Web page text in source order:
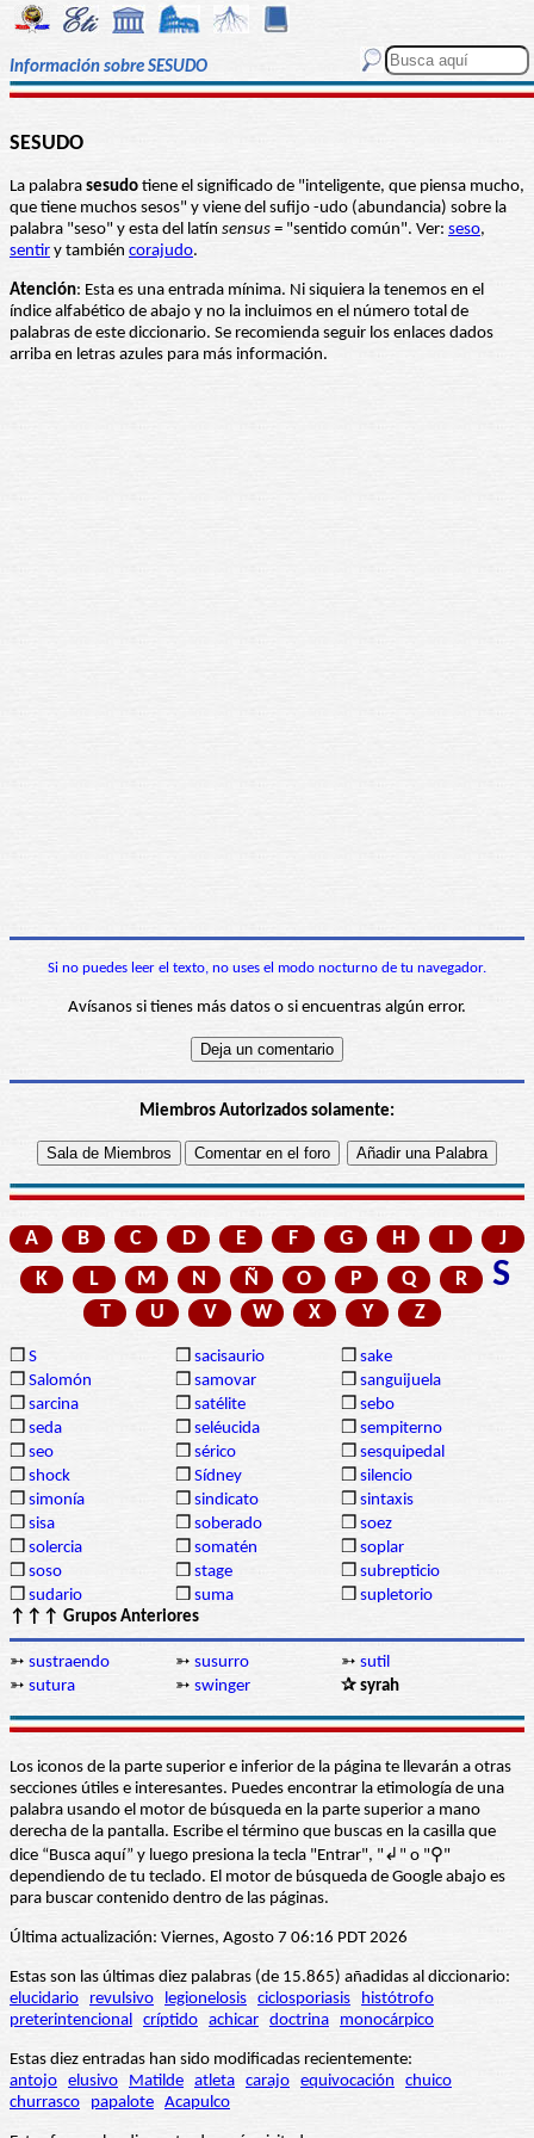
Información sobre SESUDO
SESUDO
La palabra sesudo tiene el significado de "inteligente, que piensa mucho,
que tiene muchos sesos" y viene del sufijo -udo (abundancia) sobre la
palabra "seso" y esta del latín sensus = "sentido común". Ver: seso,
sentir y también corajudo.
Atención: Esta es una entrada mínima. Ni siquiera la tenemos en el
índice alfabético de abajo y no la incluimos en el número total de
palabras de este diccionario. Se recomienda seguir los enlaces dados
arriba en letras azules para más información.
Si no puedes leer el texto, no uses el modo nocturno de tu navegador.
Avísanos si tienes más datos o si encuentras algún error.
Miembros Autorizados solamente:
A B C D E F G H I
J
K
L M N Ñ O P Q R S
T U V W X Y Z
❒ S ❒ sacisaurio ❒ sake
❒ Salomón ❒ samovar ❒ sanguijuela
❒ sarcina ❒ satélite ❒ sebo
❒ seda ❒ seléucida ❒ sempiterno
❒ seo ❒ sérico ❒ sesquipedal
❒ shock ❒ Sídney ❒ silencio
❒ simonía ❒ sindicato ❒ sintaxis
❒ sisa ❒ soberado ❒ soez
❒ solercia ❒ somatén ❒ soplar
❒ soso ❒ stage ❒ subrepticio
❒ sudario ❒ suma ❒ supletorio
↑↑↑ Grupos Anteriores
➳ sustraendo ➳ susurro ➳ sutil
➳ sutura ➳ swinger ✰ syrah
Los iconos de la parte superior e inferior de la página te llevarán a otras
secciones útiles e interesantes. Puedes encontrar la etimología de una
palabra usando el motor de búsqueda en la parte superior a mano
derecha de la pantalla. Escribe el término que buscas en la casilla que
dice “Busca aquí” y luego presiona la tecla "Entrar", "↲" o "⚲"
dependiendo de tu teclado. El motor de búsqueda de Google abajo es
para buscar contenido dentro de las páginas.
Última actualización: Viernes, Agosto 7 06:16 PDT 2026
Estas son las últimas diez palabras (de 15.865) añadidas al diccionario:
elucidario
revulsivo legionelosis ciclosporiasis
histótrofo
preterintencional críptido achicar doctrina monocárpico
Estas diez entradas han sido modificadas recientemente:
antojo elusivo Matilde atleta carajo equivocación
chuico
churrasco
papalote Acapulco